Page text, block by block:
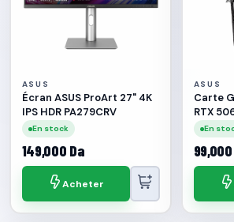
ASUS
Écran ASUS ProArt 27" 4K
IPS HDR PA279CRV
En stock
149,000 Da
Acheter
ASUS
Carte
RTX
En